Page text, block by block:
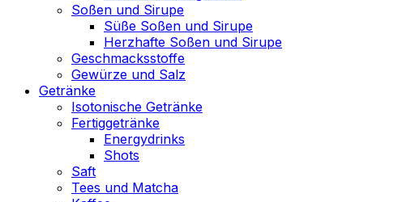
Soßen und Sirupe
Süße Soßen und Sirupe
Herzhafte Soßen und Sirupe
Geschmacksstoffe
Gewürze und Salz
Getränke
Isotonische Getränke
Fertiggetränke
Energydrinks
Shots
Saft
Tees und Matcha